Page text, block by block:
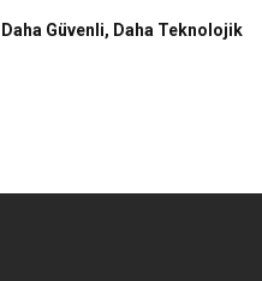
Güvenli, Daha Teknolojik